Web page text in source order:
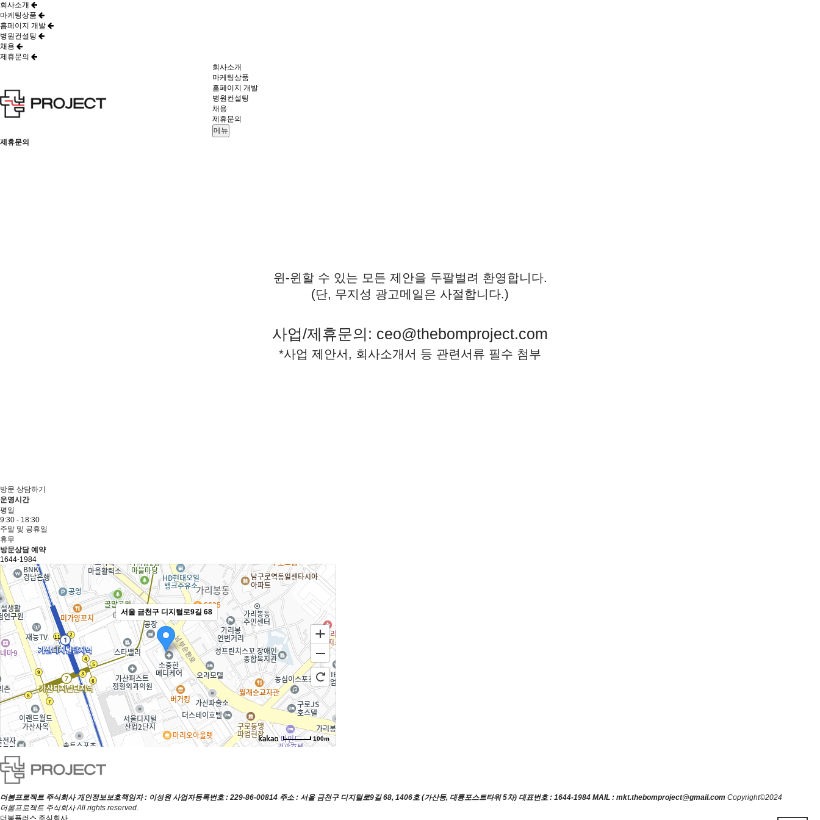
회사소개
마케팅상품
홈페이지 개발
병원컨설팅
채용
제휴문의
회사소개
마케팅상품
홈페이지 개발
병원컨설팅
채용
제휴문의
메뉴
제휴문의
윈-윈할 수 있는 모든 제안을 두팔벌려 환영합니다.
(단, 무지성 광고메일은 사절합니다.)
사업/제휴문의: ceo@thebomproject.com
*사업 제안서, 회사소개서 등 관련서류 필수 첨부
방문 상담하기
운영시간
평일
9:30 - 18:30
주말 및 공휴일
휴무
방문상담 예약
1644-1984
서울 금천구 디지털로9길 68
100m
더봄프로젝트 주식회사 개인정보보호책임자 : 이성원사업자등록번호 : 229-86-00814 주소 : 서울 금천구 디지털로9길 68, 1406호 (가산동, 대륭포스트타워 5차) 대표번호 : 1644-1984 MAIL : mkt.thebomproject@gmail.com Copyright©2024
더봄프로젝트 주식회사All rights reserved.
더봄플러스 주식회사